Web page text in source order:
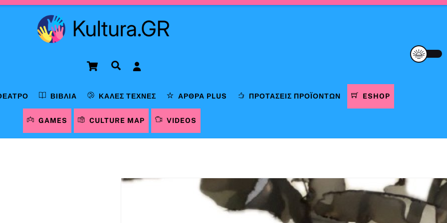
Cart Αναζήτηση
ΒΙΒΛΊΑ ΚΑΛΈΣ ΤΈΧΝΕΣ ΆΡΘΡΑ PLUS ΠΡΟΤΆΣΕΙΣ ΠΡΟΪΌΝΤΩΝ ESHOP
GAMES CULTURE MAP VIDEOS